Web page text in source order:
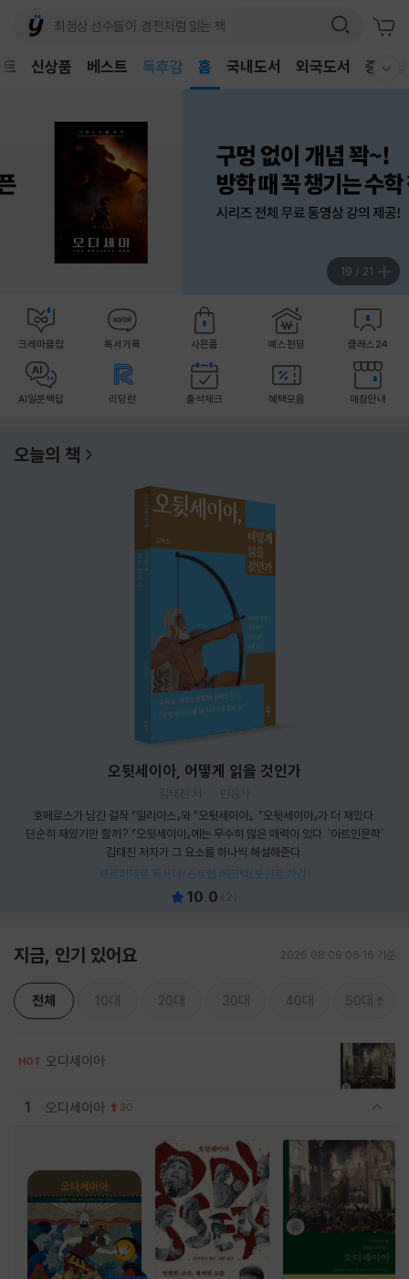
신상품 베스트 독후감 홈 국내도서 외국도서 중고샵
20 / 21
크레마클럽 독서기록 사은품 예스펀딩 클래스24
AI일문백답 리딩런 출석체크 혜택모음 매장안내
오늘의 책
오뒷세이아, 어떻게 읽을 것인가
김태진 저
민음사
호메로스가 남긴 걸작 『일리아스』와 『오뒷세이아』. 『오뒷세이아』가 더 재밌다.
단순히 재밌기만 할까? 『오뒷세이아』에는 무수히 많은 매력이 있다. '아트인문학'
김태진 저자가 그 요소를 하나씩 해설해준다.
제로퍼제로 독서대/스트랩 에코백(포인트 차감)
10.0 ( 2)
지금, 인기 있어요 2026.08.09 06:16 기준
전체 10대 20대 30대 40대 50대
HOT 오디세이아
1 오디세이아 30